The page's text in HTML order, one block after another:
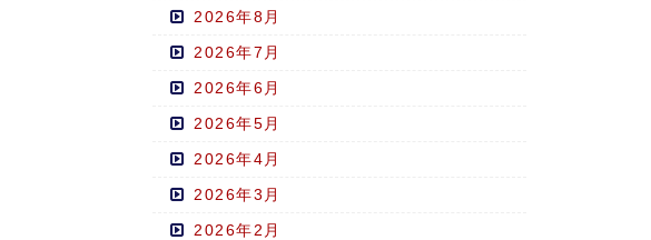
2026年8月
2026年7月
2026年6月
2026年5月
2026年4月
2026年3月
2026年2月